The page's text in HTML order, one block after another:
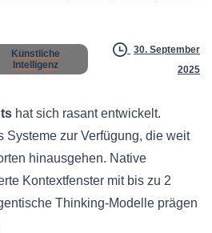
Künstliche
Intelligenz
30. September
2025
hat sich rasant entwickelt.
Systeme zur Verfügung, die weit
hinausgehen. Native
Kontextfenster mit bis zu 2
Thinking-Modelle prägen